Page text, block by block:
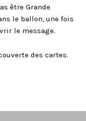
être Grande
le ballon, une fois
le message.
des cartes.